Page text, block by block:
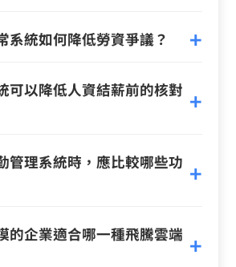
系統如何降低勞資爭議？
可以降低人資結薪前的核對
管理系統時，應比較哪些功
的企業適合哪一種飛騰雲端